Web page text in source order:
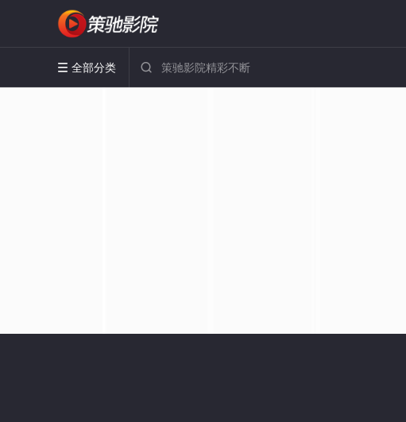
 全部分类 